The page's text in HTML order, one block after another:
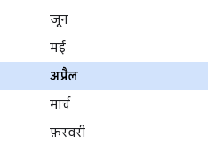
जून
मई
अप्रैल
मार्च
फ़रवरी